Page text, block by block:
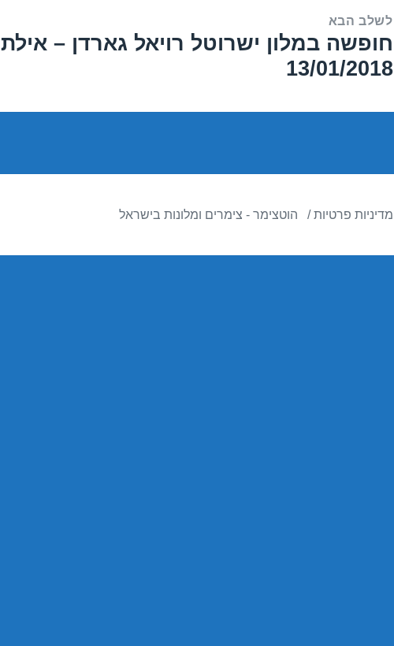
לשלב הבא
הפוסט
הבא:
חופשה במלון ישרוטל רויאל גארדן – אילת
13/01/2018
מדיניות פרטיות הוטצימר - צימרים ומלונות בישראל